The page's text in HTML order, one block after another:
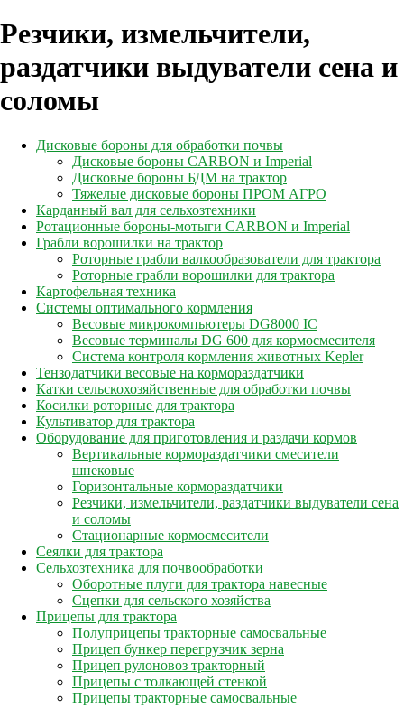
Резчики, измельчители,
раздатчики выдуватели сена и
соломы
Дисковые бороны для обработки почвы
Дисковые бороны CARBON и Imperial
Дисковые бороны БДМ на трактор
Тяжелые дисковые бороны ПРОМ АГРО
Карданный вал для сельхозтехники
Ротационные бороны-мотыги CARBON и Imperial
Грабли ворошилки на трактор
Роторные грабли валкообразователи для трактора
Роторные грабли ворошилки для трактора
Картофельная техника
Системы оптимального кормления
Весовые микрокомпьютеры DG8000 IC
Весовые терминалы DG 600 для кормосмесителя
Система контроля кормления животных Kepler
Тензодатчики весовые на кормораздатчики
Катки сельскохозяйственные для обработки почвы
Косилки роторные для трактора
Культиватор для трактора
Оборудование для приготовления и раздачи кормов
Вертикальные кормораздатчики смесители
шнековые
Горизонтальные кормораздатчики
Резчики, измельчители, раздатчики выдуватели сена
и соломы
Стационарные кормосмесители
Сеялки для трактора
Сельхозтехника для почвообработки
Оборотные плуги для трактора навесные
Сцепки для сельского хозяйства
Прицепы для трактора
Полуприцепы тракторные самосвальные
Прицеп бункер перегрузчик зерна
Прицеп рулоновоз тракторный
Прицепы с толкающей стенкой
Прицепы тракторные самосвальные